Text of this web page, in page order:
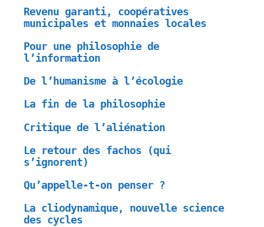
Revenu garanti, coopératives
municipales et monnaies locales
Pour une philosophie de
l’information
De l’humanisme à l’écologie
La fin de la philosophie
Critique de l’aliénation
Le retour des fachos (qui
s’ignorent)
Qu’appelle-t-on penser ?
La cliodynamique, nouvelle science
des cycles